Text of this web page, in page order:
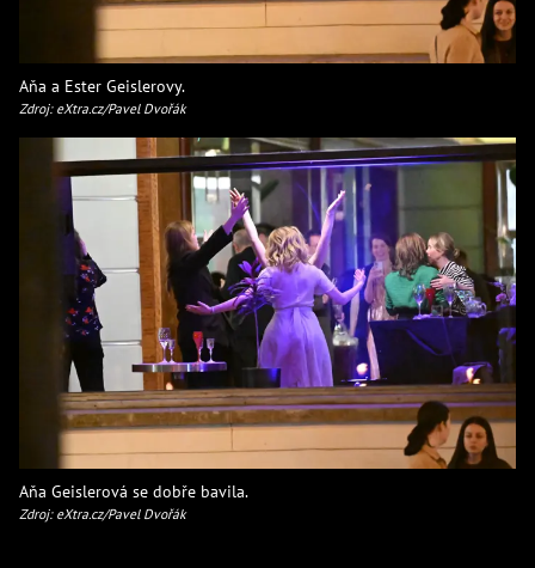
Aňa a Ester Geislerovy.
Zdroj: eXtra.cz/Pavel Dvořák
Aňa Geislerová se dobře bavila.
Zdroj: eXtra.cz/Pavel Dvořák